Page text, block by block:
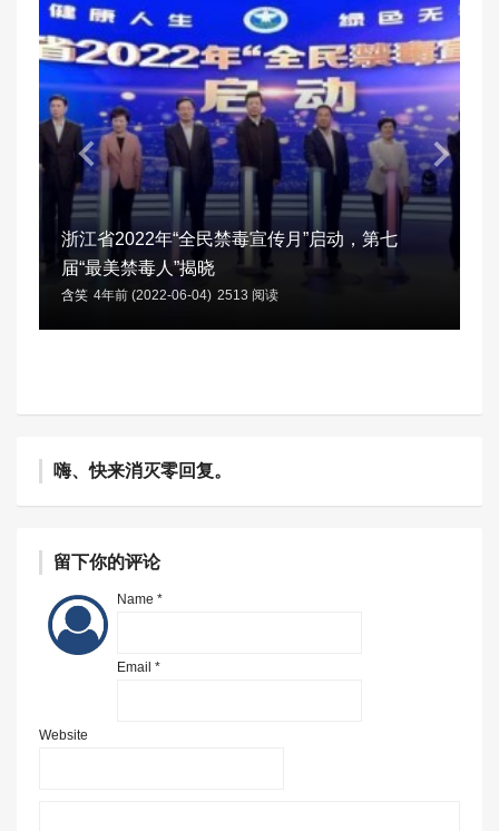
浙江省2022年“全民禁毒宣传月”启动，第七
届“最美禁毒人”揭晓
含笑 4年前 (2022-06-04) 2513 阅读
嗨、快来消灭零回复。
留下你的评论
Name *
Email *
Website